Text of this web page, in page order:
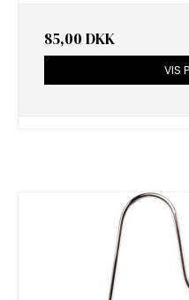
85,00 DKK
VIS